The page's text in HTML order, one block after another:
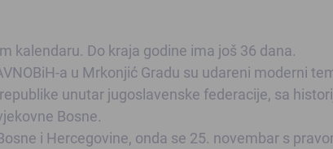
kalendaru. Do kraja godine ima još 36 dana.
a u Mrkonjić Gradu su udareni moderni
unutar jugoslavenske federacije, sa
Bosne.
i Hercegovine, onda se 25. novembar s